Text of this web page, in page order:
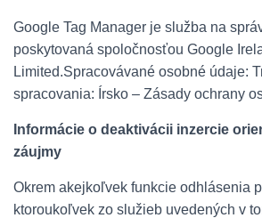
Google Tag Manager je služba na
poskytovaná spoločnosťou Google
Limited.Spracovávané osobné údaje:
spracovania: Írsko – Zásady ochrany
Informácie o deaktivácii inzercie
záujmy
Okrem akejkoľvek funkcie odhlásenia
ktoroukoľvek zo služieb uvedených v